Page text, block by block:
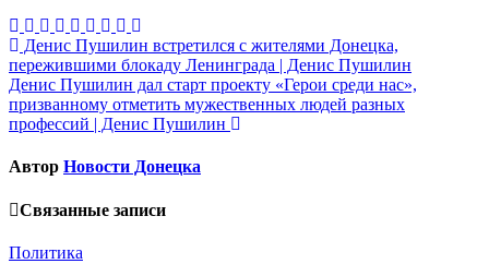
Навигация
по
записям
Денис Пушилин встретился с жителями Донецка,
пережившими блокаду Ленинграда | Денис Пушилин
Денис Пушилин дал старт проекту «Герои среди нас»,
призванному отметить мужественных людей разных
профессий | Денис Пушилин
Автор Новости Донецка
Связанные записи
Политика